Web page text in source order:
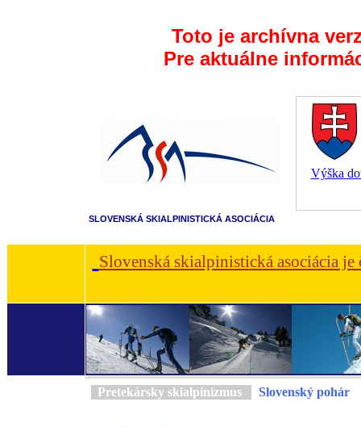
Toto je archívna
Pre aktuálne
Výška
SLOVENSKÁ SKIALPINISTICKÁ ASOCIÁCIA
Slovenská skialpinistická asociácia
Pretekársky skialpinizmus Slovenský pohár